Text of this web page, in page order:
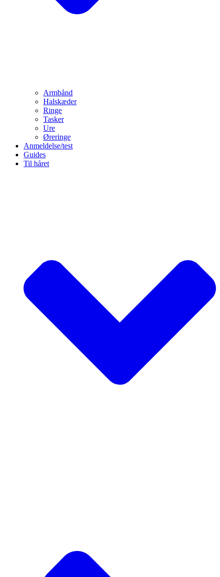
Armbånd
Halskæder
Ringe
Tasker
Ure
Øreringe
Anmeldelse/test
Guides
Til håret